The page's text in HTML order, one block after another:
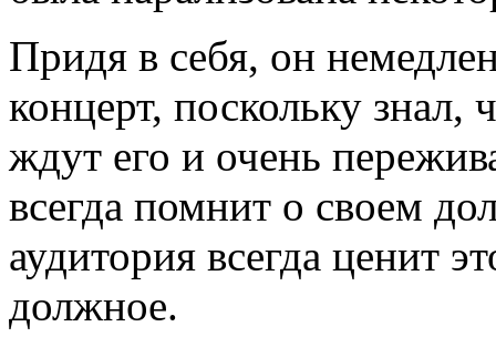
Придя в себя, он
концерт, поскольку знал,
ждут его и очень
всегда помнит о своем
аудитория всегда ценит
должное.